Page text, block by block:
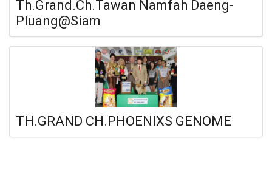
Th.Grand.Ch.Tawan Namfah Daeng-
Pluang@Siam
TH.GRAND CH.PHOENIXS GENOME